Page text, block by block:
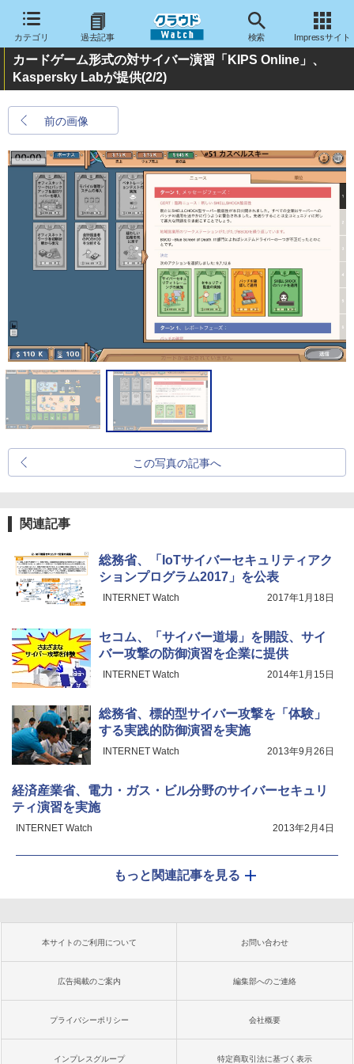
カテゴリ 過去記事 検索 Impressサイト
カードゲーム形式の対サイバー演習「KIPS Online」、
Kaspersky Labが提供(2/2)
前の画像
この写真の記事へ
関連記事
総務省、「IoTサイバーセキュリティアク
ションプログラム2017」を公表
INTERNET Watch 2017年1月18日
セコム、「サイバー道場」を開設、サイ
バー攻撃の防御演習を企業に提供
INTERNET Watch 2014年1月15日
総務省、標的型サイバー攻撃を「体験」
する実践的防御演習を実施
INTERNET Watch 2013年9月26日
経済産業省、電力・ガス・ビル分野のサイバーセキュリ
ティ演習を実施
INTERNET Watch 2013年2月4日
もっと関連記事を見る
本サイトのご利用について お問い合わせ
広告掲載のご案内 編集部へのご連絡
プライバシーポリシー 会社概要
インプレスグループ 特定商取引法に基づく表示